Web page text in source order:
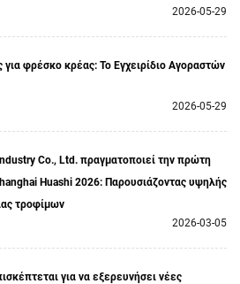
2026-05-29
φρέσκο κρέας: Το Εγχειρίδιο Αγοραστών
2026-05-29
Co., Ltd. πραγματοποιεί την πρώτη
Huashi 2026: Παρουσιάζοντας υψηλής
τροφίμων
2026-03-05
για να εξερευνήσει νέες